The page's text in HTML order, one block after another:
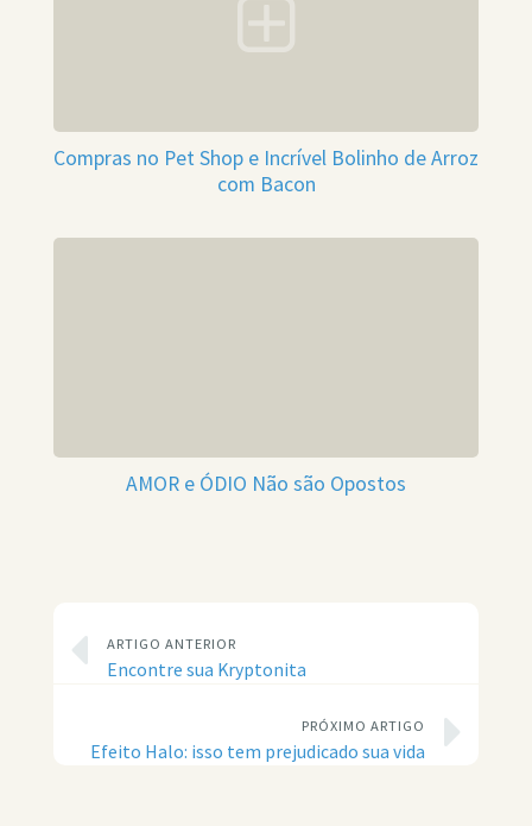
Compras no Pet Shop e Incrível Bolinho de Arroz
com Bacon
AMOR e ÓDIO Não são Opostos
ARTIGO ANTERIOR
Encontre sua Kryptonita
PRÓXIMO ARTIGO
Efeito Halo: isso tem prejudicado sua vida